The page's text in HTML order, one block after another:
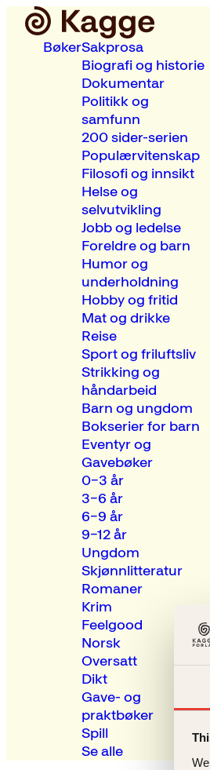
BøkerSakprosa
Biografi og historie
Dokumentar
Politikk og
samfunn
200 sider-serien
Populærvitenskap
Filosofi og innsikt
Helse og
selvutvikling
Jobb og ledelse
Foreldre og barn
Humor og
underholdning
Hobby og fritid
Mat og drikke
Reise
Sport og friluftsliv
Strikking og
håndarbeid
Barn og ungdom
Bokserier for barn
Eventyr og
Gavebøker
0–3 år
3–6 år
6–9 år
9–12 år
Ungdom
Skjønnlitteratur
Romaner
Krim
Feelgood
Norsk
Oversatt
Dikt
Gave- og
praktbøker
Spill
Se alle